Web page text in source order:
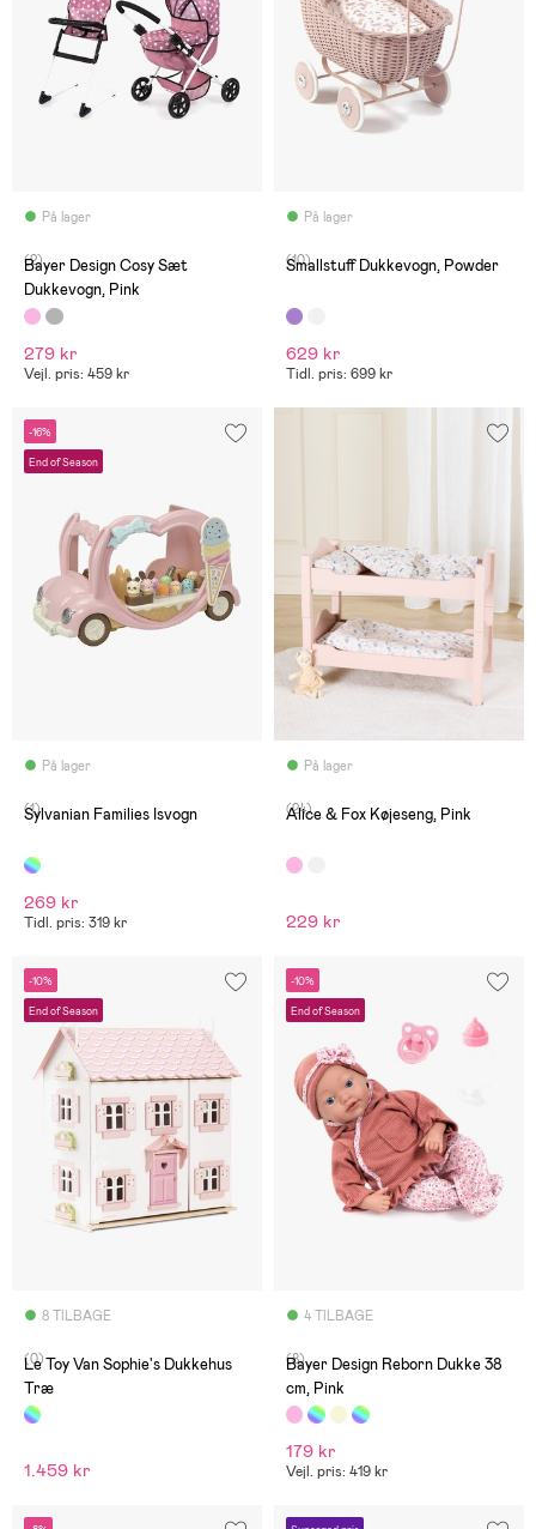
På lager
(2)
Bayer Design Cosy Sæt
Dukkevogn, Pink
279 kr
Vejl. pris: 459 kr
På lager
(10)
Smallstuff Dukkevogn, Powder
629 kr
Tidl. pris: 699 kr
-16%
End of Season
På lager
(1)
Sylvanian Families Isvogn
269 kr
Tidl. pris: 319 kr
På lager
(24)
Alice & Fox Køjeseng, Pink
229 kr
-10%
End of Season
8 TILBAGE
(0)
Le Toy Van Sophie's Dukkehus
Træ
1.459 kr
-10%
End of Season
4 TILBAGE
(8)
Bayer Design Reborn Dukke 38
cm, Pink
179 kr
Vejl. pris: 419 kr